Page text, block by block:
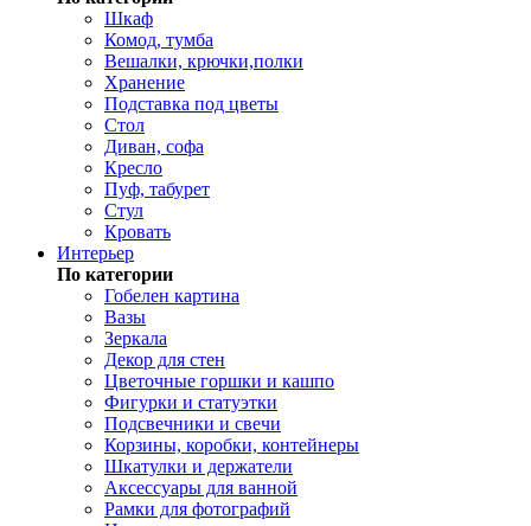
Шкаф
Комод, тумба
Вешалки, крючки,полки
Хранение
Подставка под цветы
Стол
Диван, софа
Кресло
Пуф, табурет
Стул
Кровать
Интерьер
По категории
Гобелен картина
Вазы
Зеркала
Декор для стен
Цветочные горшки и кашпо
Фигурки и статуэтки
Подсвечники и свечи
Корзины, коробки, контейнеры
Шкатулки и держатели
Аксессуары для ванной
Рамки для фотографий